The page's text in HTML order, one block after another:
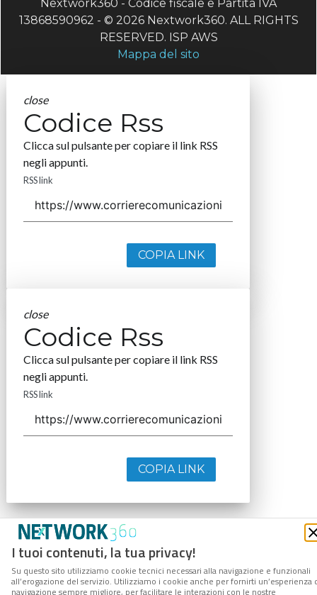
I tuoi contenuti, la tua privacy!
Su questo sito utilizziamo cookie tecnici necessari alla navigazione e funzionali
all’erogazione del servizio. Utilizziamo i cookie anche per fornirti un’esperienza
navigazione sempre migliore, per facilitare le interazioni con le nostre
Nextwork360 - Codice fiscale e Partita IVA
13868590962 - © 2026 Nextwork360. ALL RIGHTS
RESERVED. ISP AWS
Mappa del sito
close
Codice Rss
Clicca sul pulsante per copiare il link RSS
negli appunti.
RSS link
COPIA LINK
close
Codice Rss
Clicca sul pulsante per copiare il link RSS
negli appunti.
RSS link
COPIA LINK